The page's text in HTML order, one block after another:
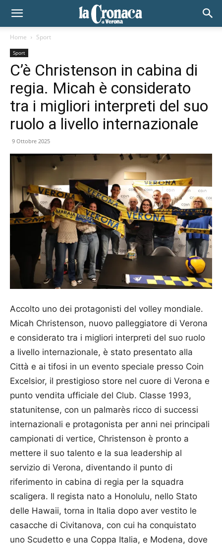
Home Sport
Sport
C’è Christenson in cabina di
regia. Micah è considerato
tra i migliori interpreti del suo
ruolo a livello internazionale
9 Ottobre 2025
Accolto uno dei protagonisti del volley mondiale.
Micah Christenson, nuovo palleggiatore di Verona
e considerato tra i migliori interpreti del suo ruolo
a livello internazionale, è stato presentato alla
Città e ai tifosi in un evento speciale presso Coin
Excelsior, il prestigioso store nel cuore di Verona e
punto vendita ufficiale del Club. Classe 1993,
statunitense, con un palmarès ricco di successi
internazionali e protagonista per anni nei principali
campionati di vertice, Christenson è pronto a
mettere il suo talento e la sua leadership al
servizio di Verona, diventando il punto di
riferimento in cabina di regia per la squadra
scaligera. Il regista nato a Honolulu, nello Stato
delle Hawaii, torna in Italia dopo aver vestito le
casacche di Civitanova, con cui ha conquistato
uno Scudetto e una Coppa Italia, e Modena, dove